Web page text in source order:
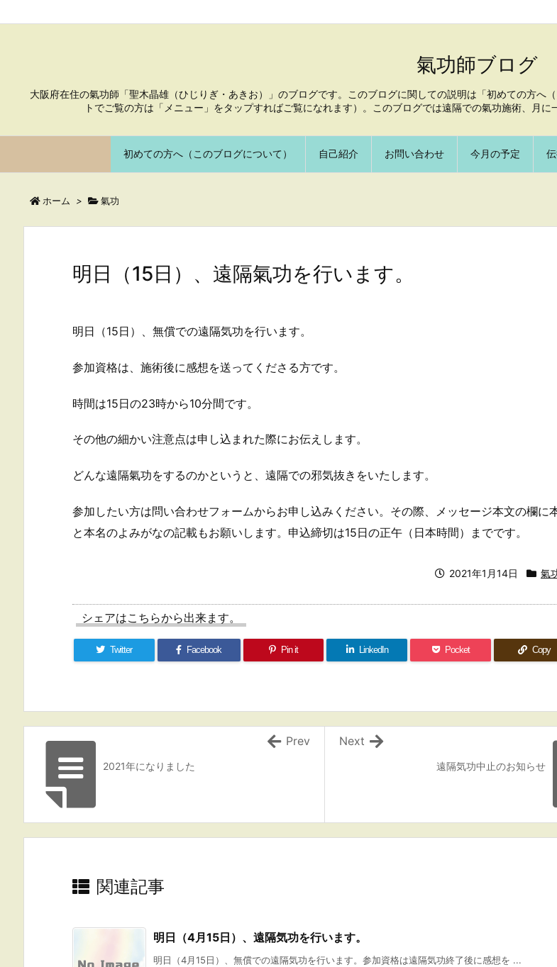
氣功師ブログ
大阪府在住の氣功師「聖木晶雄（ひじりぎ・あきお）」のブログです。このブログに関しての説明は「初めての方へ
トでご覧の方は「メニュー」をタップすればご覧になれます）。このブログでは遠隔での氣功施術、月
初めての方へ（このブログについて） 自己紹介 お問い合わせ 今月の予定
ホーム > 氣功
明日（15日）、遠隔氣功を行います。
明日（15日）、無償での遠隔気功を行います。
参加資格は、施術後に感想を送ってくださる方です。
時間は15日の23時から10分間です。
その他の細かい注意点は申し込まれた際にお伝えします。
どんな遠隔氣功をするのかというと、遠隔での邪気抜きをいたします。
参加したい方は問い合わせフォームからお申し込みください。その際、メッセージ本文の欄に
と本名のよみがなの記載もお願いします。申込締切は15日の正午（日本時間）までです。
2021年1月14日 氣
シェアはこちらから出来ます。
Twitter Facebook Pin it LinkedIn Pocket Copy
遠隔気功中止のお知らせ
Next
2021年になりました
Prev
関連記事
明日（4月15日）、遠隔気功を行います。
明日（4月15日）、無償での遠隔気功を行います。参加資格は遠隔気功終了後に感想を ...